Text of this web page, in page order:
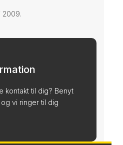
2009.
kontakt til dig? Benyt
vi ringer til dig